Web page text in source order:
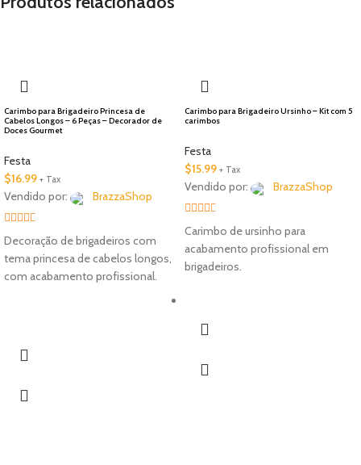
Carimbo para Brigadeiro Princesa de
Cabelos Longos – 6 Peças – Decorador de
Doces Gourmet
Festa
$16.99 + Tax
Vendido por: BrazzaShop
2.33
Decoração de brigadeiros com
tema princesa de cabelos longos,
com acabamento profissional.
Carimbo para Brigadeiro Ursinho – Kit com 5
carimbos
Festa
$15.99 + Tax
Vendido por: BrazzaShop
2.33
out of
5
Carimbo de ursinho para
acabamento profissional em
brigadeiros.